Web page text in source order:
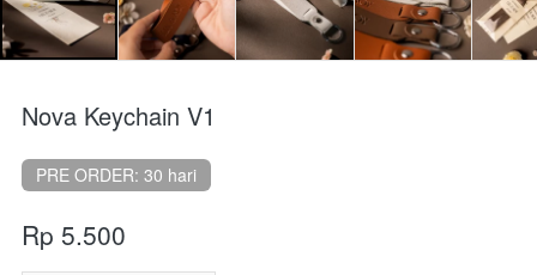
Nova Keychain V1
PRE ORDER: 30 hari
Rp 5.500